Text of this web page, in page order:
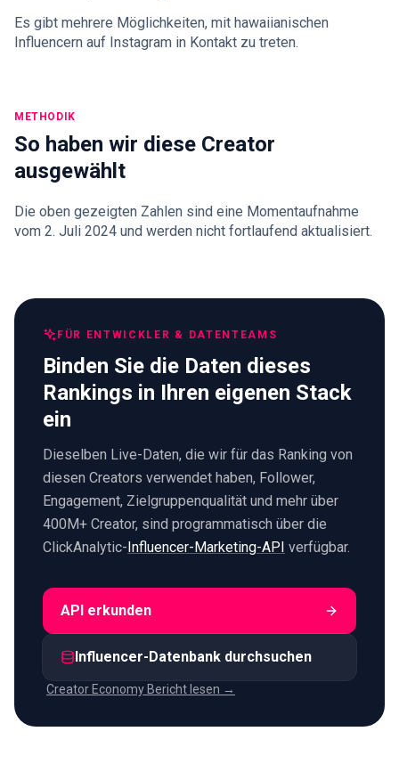
Es gibt mehrere Möglichkeiten, mit hawaiianischen
Influencern auf Instagram in Kontakt zu treten.
METHODIK
So haben wir diese Creator
ausgewählt
Die oben gezeigten Zahlen sind eine Momentaufnahme
vom 2. Juli 2024 und werden nicht fortlaufend aktualisiert.
FÜR ENTWICKLER & DATENTEAMS
Binden Sie die Daten dieses
Rankings in Ihren eigenen Stack
ein
Dieselben Live-Daten, die wir für das Ranking von
diesen Creators verwendet haben, Follower,
Engagement, Zielgruppenqualität und mehr über
400M+ Creator, sind programmatisch über die
ClickAnalytic-Influencer-Marketing-API verfügbar.
API erkunden
Influencer-Datenbank durchsuchen
Creator Economy Bericht lesen →